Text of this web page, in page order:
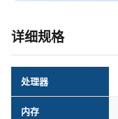
详细规格
处理器
内存